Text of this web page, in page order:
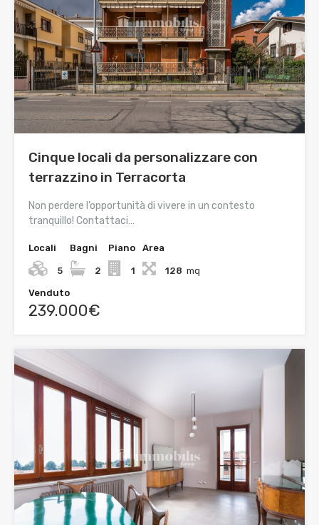
Cinque locali da personalizzare con
terrazzino in Terracorta
Non perdere l’opportunità di vivere in un contesto
tranquillo! Contattaci…
Locali
5
Bagni
2
Piano
1
Area
128 mq
Venduto
239.000€